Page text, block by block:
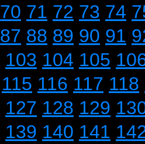
70 71 72 73 74
87 88 89 90 91
103 104 105
115 116 117 118
127 128 129
139 140 141